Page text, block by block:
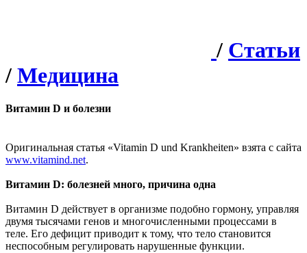
/ Статьи
/ Медицина
Витамин D и болезни
Оригинальная статья «Vitamin D und Krankheiten» взята с сайта
www.vitamind.net.
Витамин D: болезней много, причина одна
Витамин D действует в организме подобно гормону, управляя
двумя тысячами генов и многочисленными процессами в
теле. Его дефицит приводит к тому, что тело становится
неспособным регулировать нарушенные функции.